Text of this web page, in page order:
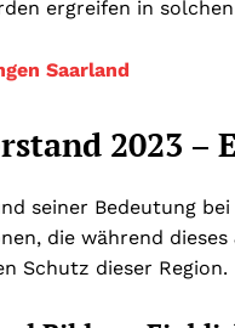
ergreifen in
Saarland
2023
seiner Bedeutung
die während
Schutz dieser Region.